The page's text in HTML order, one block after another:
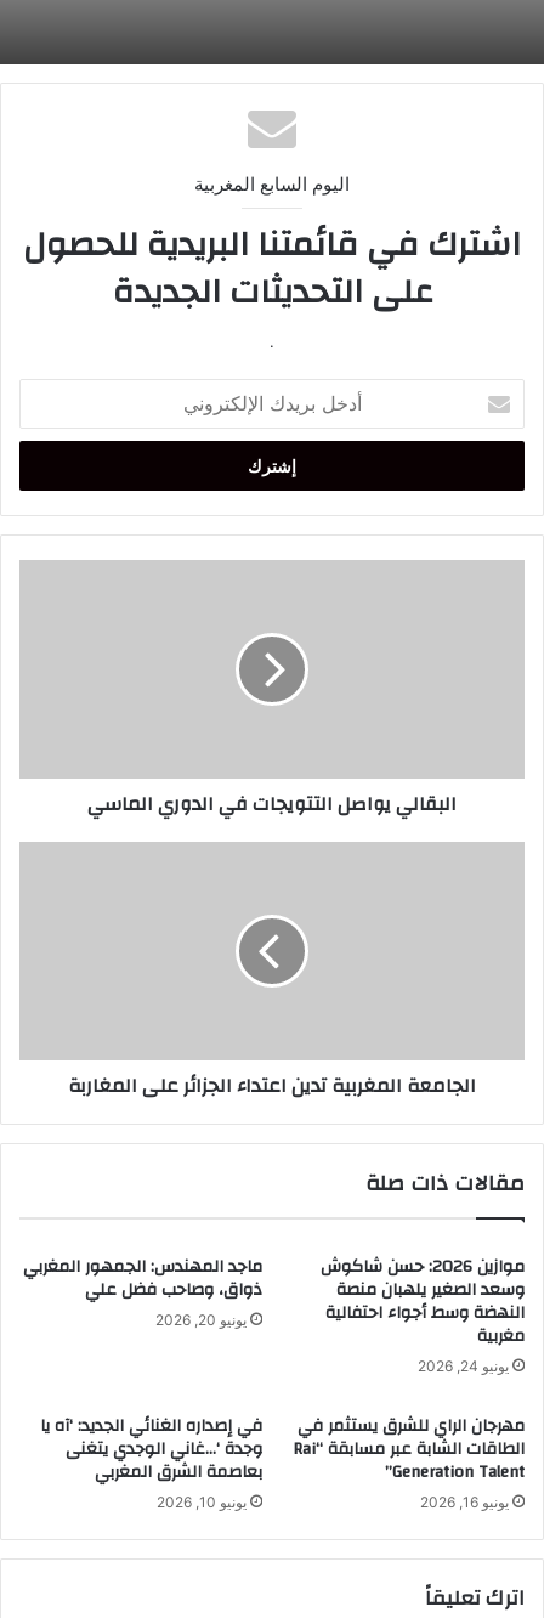
اليوم السابع المغربية
اشترك في قائمتنا البريدية للحصول
على التحديثات الجديدة
.
بريدك
الإلكتروني
البقالي يواصل التتويجات في الدوري الماسي
الجامعة المغربية تدين اعتداء الجزائر على المغاربة
مقالات ذات صلة
موازين 2026: حسن شاكوش
وسعد الصغير يلهبان منصة
النهضة وسط أجواء احتفالية
مغربية
يونيو 24, 2026
ماجد المهندس: الجمهور المغربي
ذواق، وصاحب فضل علي
يونيو 20, 2026
مهرجان الراي للشرق يستثمر في
الطاقات الشابة عبر مسابقة “Rai
Generation Talent”
يونيو 16, 2026
في إصداره الغنائي الجديد: ‘آه يا
وجدة ‘…غاني الوجدي يتغنى
بعاصمة الشرق المغربي
يونيو 10, 2026
اترك تعليقاً